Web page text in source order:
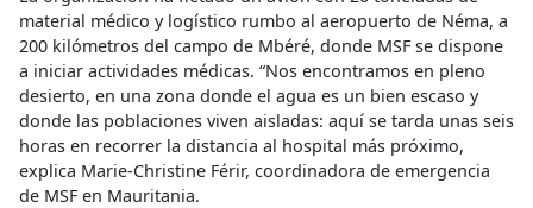
material médico y logístico rumbo al aeropuerto de Néma, a
200 kilómetros del campo de Mbéré, donde MSF se dispone
a iniciar actividades médicas. “Nos encontramos en pleno
desierto, en una zona donde el agua es un bien escaso y
donde las poblaciones viven aisladas: aquí se tarda unas seis
horas en recorrer la distancia al hospital más próximo,
explica Marie-Christine Férir, coordinadora de emergencia
de MSF en Mauritania.